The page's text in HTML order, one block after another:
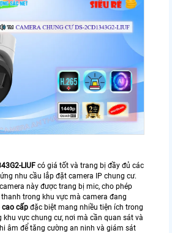
LIUF có giá tốt và trang bị đầy đủ các
nhu cầu lắp đặt camera IP chung cư.
camera này được trang bị mic, cho phép
trong khu vực mà camera đang
cao cấp đặc biệt mang nhiều tiện ích trong
vực chung cư, nơi mà cần quan sát và
âm để tăng cường an ninh và giám sát